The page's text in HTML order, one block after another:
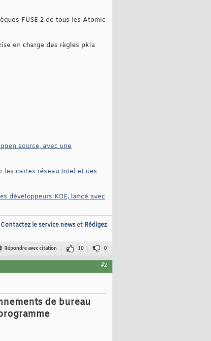
FUSE 2 de tous les Atomic
en charge des règles pkla
source, avec une
les cartes réseau Intel et des
développeurs KDE, lancé avec
Contactez le service newset Rédigez
Répondre avec citation 10 0
#2
de bureau